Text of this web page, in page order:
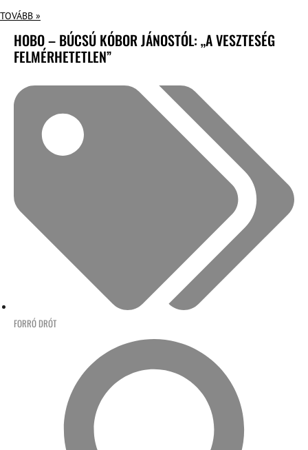
TOVÁBB »
HOBO – BÚCSÚ KÓBOR JÁNOSTÓL: „A VESZTESÉG
FELMÉRHETETLEN”
FORRÓ DRÓT